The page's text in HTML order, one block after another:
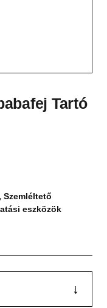
Tartó
, Szemléltető
eszközök
↓